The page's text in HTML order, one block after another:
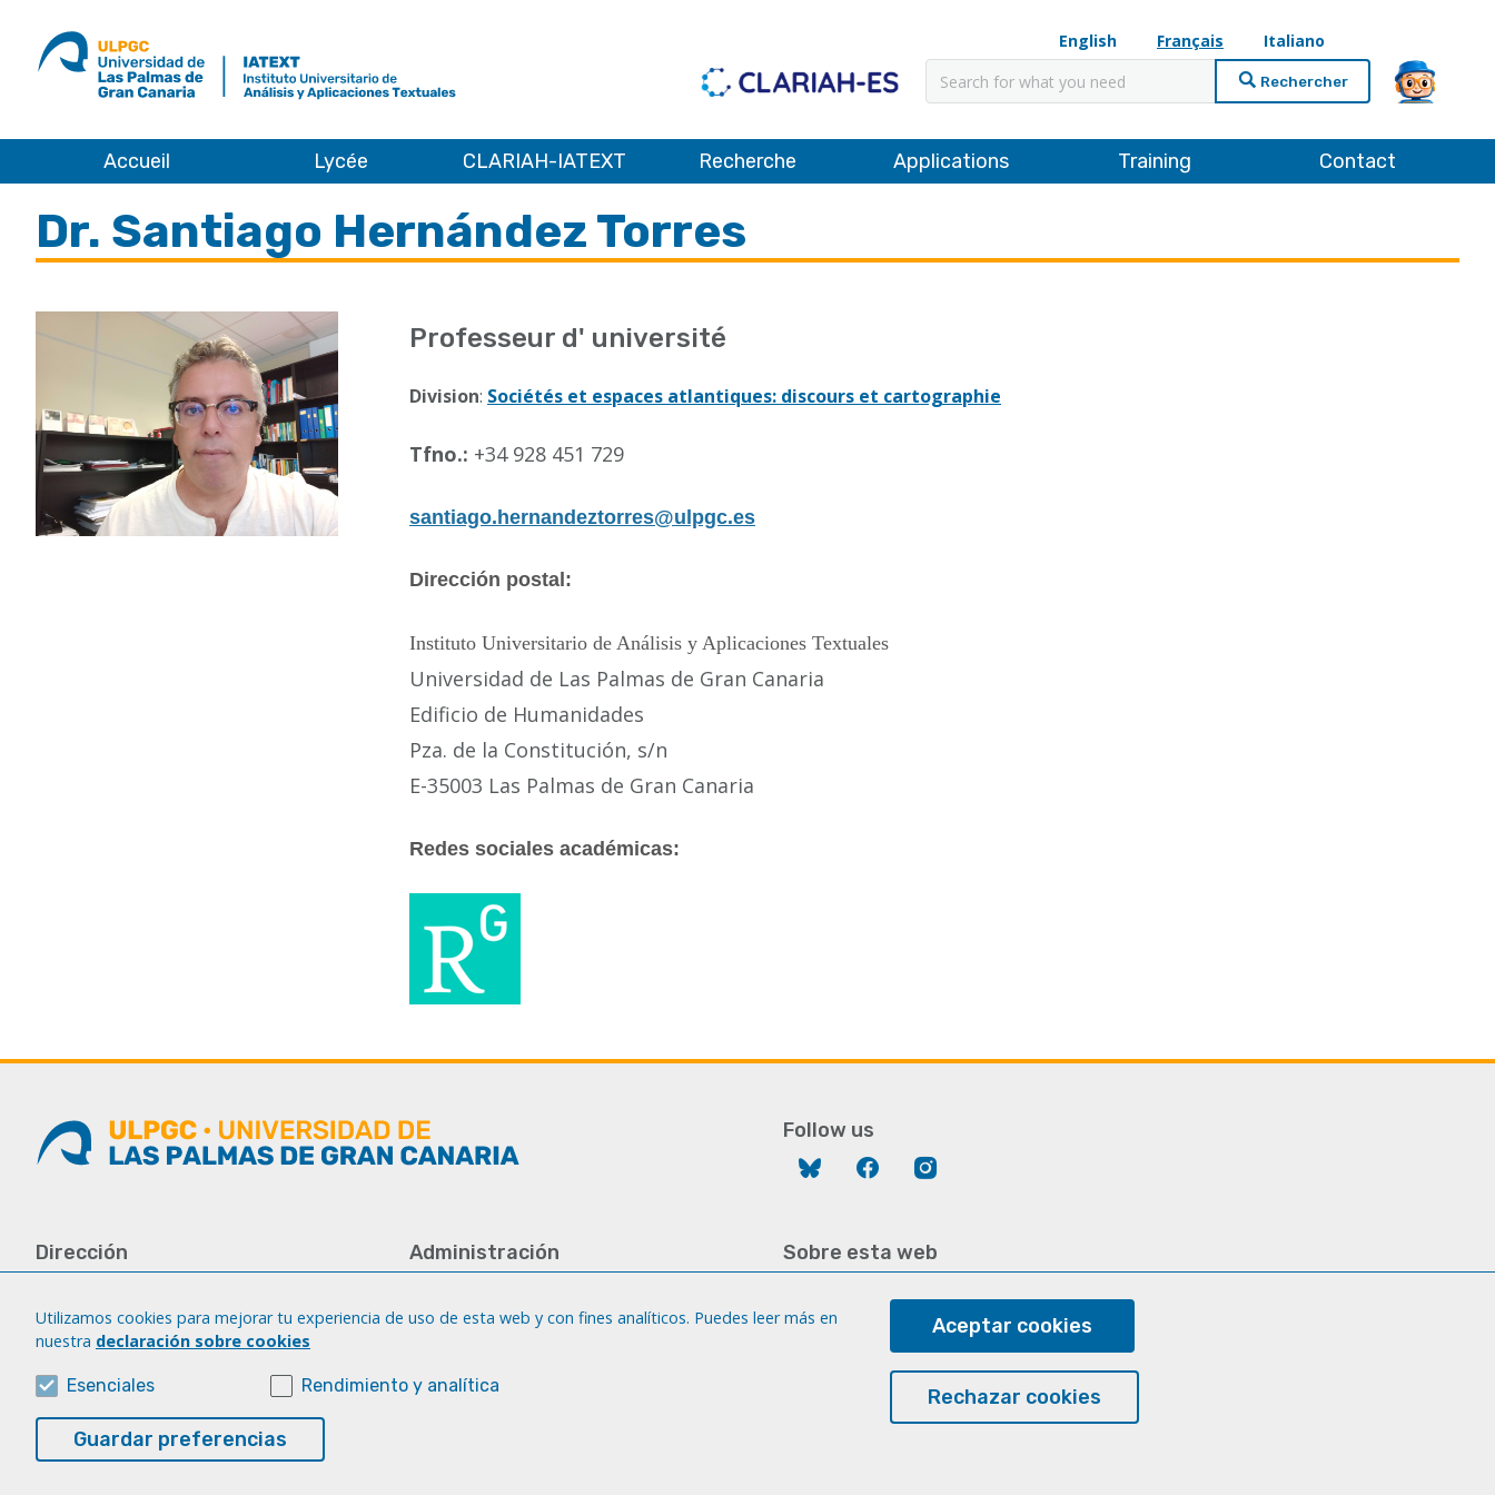
ULPGC
al
inicio
IATEXT
English Français
Italiano
Rechercher
Accueil Lycée CLARIAH-IATEXT Recherche Applications Training Contact
Dr. Santiago Hernández Torres
Professeur d' université
Division: Sociétés et espaces atlantiques: discours et cartographie
Tfno.: +34 928 451 729
santiago.hernandeztorres@ulpgc.es
Dirección postal:
Instituto Universitario de Análisis y Aplicaciones Textuales
Universidad de Las Palmas de Gran Canaria
Edificio de Humanidades
Pza. de la Constitución, s/n
E-35003 Las Palmas de Gran Canaria
Redes sociales académicas:
Follow us
Bluesky Facebook
Dirección
Canaria
Campus del Obelisco
Aulario del Obelisco, módulo A
Plaza de la Constitución, s/n
35003 Las Palmas de Gran Canaria.
Administración
Fax: +34 928 451 701
Sobre esta web
Cookies
Utilizamos cookies para mejorar tu experiencia de uso de esta web y con fines analíticos. Puedes leer más en
nuestra declaración sobre cookies
Esenciales Rendimiento y analítica
Guardar preferencias
Aceptar cookies
Rechazar cookies